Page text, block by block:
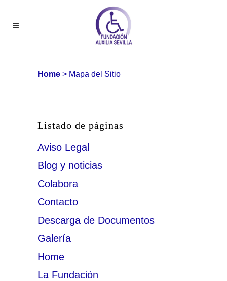
Home > Mapa del Sitio
Listado de páginas
Aviso Legal
Blog y noticias
Colabora
Contacto
Descarga de Documentos
Galería
Home
La Fundación